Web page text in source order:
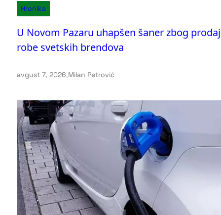
Hronika
U Novom Pazaru uhapšen šaner zbog
robe svetskih brendova
avgust 7, 2026.Milan Petrović